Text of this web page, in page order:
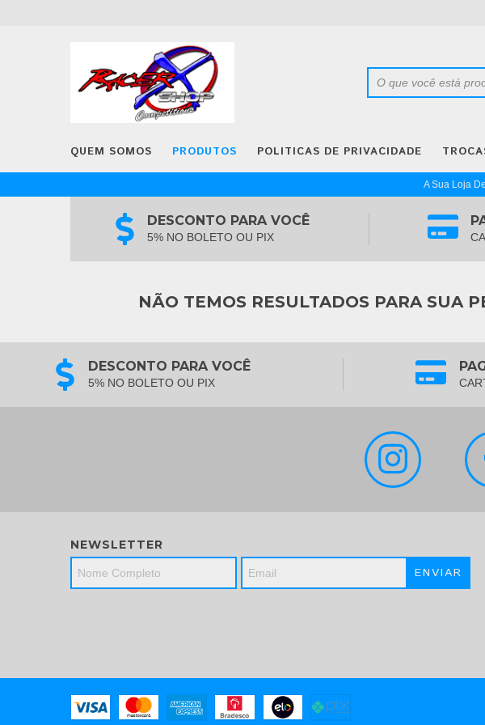
QUEM SOMOS PRODUTOS POLITICAS DE PRIVACIDADE
A Sua Loja
DESCONTO PARA VOCÊ
5% NO BOLETO OU PIX
NÃO TEMOS RESULTADOS PARA SUA
DESCONTO PARA VOCÊ
5% NO BOLETO OU PIX
NEWSLETTER